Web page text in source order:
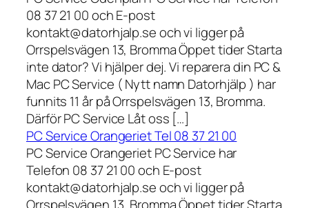
08 37 21 00 och E-post
kontakt@datorhjalp.se och vi ligger på
Orrspelsvägen 13, Bromma Öppet tider Starta
inte dator? Vi hjälper dej. Vi reparera din PC &
Mac PC Service ( Nytt namn Datorhjälp ) har
funnits 11 år på Orrspelsvägen 13, Bromma.
Därför PC Service Låt oss […]
PC Service Orangeriet Tel 08 37 21 00
PC Service Orangeriet PC Service har
Telefon 08 37 21 00 och E-post
kontakt@datorhjalp.se och vi ligger på